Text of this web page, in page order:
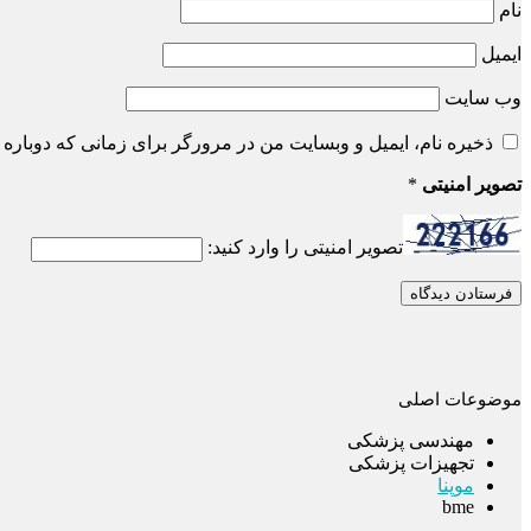
نام
ایمیل
وب‌ سایت
ذخیره نام، ایمیل و وبسایت من در مرورگر برای زمانی که
تصویر امنیتی *
تصویر امنیتی را وارد کنید:
موضوعات اصلی
مهندسی پزشکی
تجهیزات پزشکی
موپنا
bme